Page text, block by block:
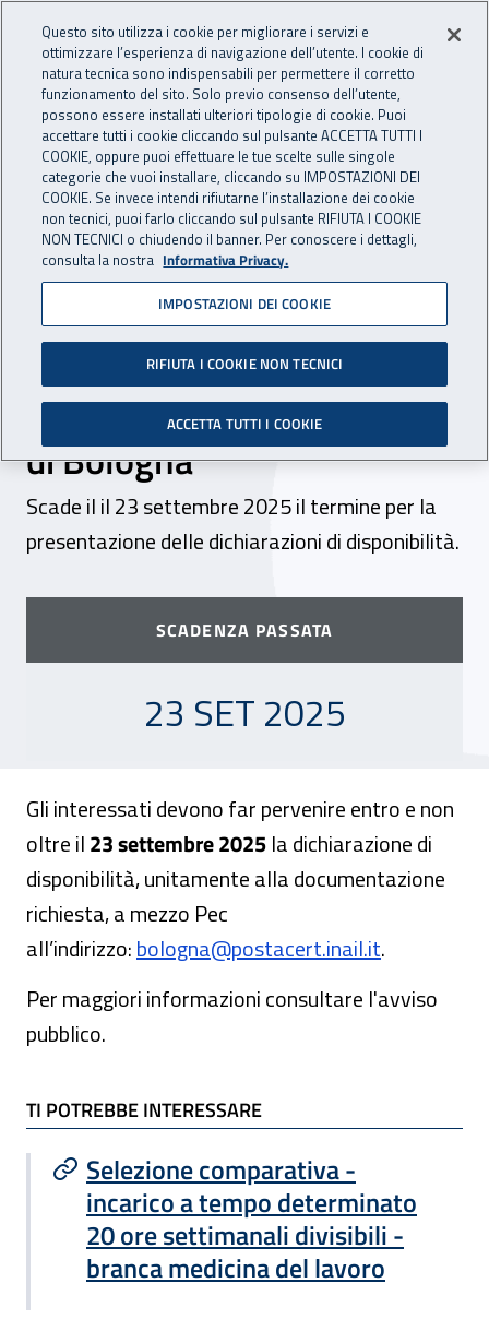
INAIL - Istituto Nazionale
Apri cerca
Navigazione principale
Navigazione - Ti trovi in:
Home Inail comunica Scadenze Scadenza
Dr Emilia Romagna -
selezione comparativa
incarico a tempo
determinato 20 ore branca
medicina del lavoro - sede
di Bologna
Scade il il 23 settembre 2025 il termine per la
presentazione delle dichiarazioni di disponibilità.
SCADENZA PASSATA
23 SETTEMBRE 2025
23 SET 2025
Gli interessati devono far pervenire entro e non
oltre il23 settembre 2025la dichiarazione di
disponibilità, unitamente alla documentazione
richiesta, a mezzo Pec
all’indirizzo:bologna@postacert.inail.it.
Per maggiori informazioni consultare l'avviso
pubblico.
TI POTREBBE INTERESSARE
TI POTREBBE INTERESSARE
Selezione comparativa -
incarico a tempo determinato
20 ore settimanali divisibili -
branca medicina del lavoro
Questo sito utilizza i cookie per migliorare i servizi e
ottimizzare l’esperienza di navigazione dell’utente. I cookie di
natura tecnica sono indispensabili per permettere il corretto
funzionamento del sito. Solo previo consenso dell’utente,
possono essere installati ulteriori tipologie di cookie. Puoi
accettare tutti i cookie cliccando sul pulsante ACCETTA TUTTI I
COOKIE, oppure puoi effettuare le tue scelte sulle singole
categorie che vuoi installare, cliccando su IMPOSTAZIONI DEI
COOKIE. Se invece intendi rifiutarne l’installazione dei cookie
non tecnici, puoi farlo cliccando sul pulsante RIFIUTA I COOKIE
NON TECNICI o chiudendo il banner. Per conoscere i dettagli,
consulta la nostra Informativa Privacy.
IMPOSTAZIONI DEI COOKIE
RIFIUTA I COOKIE NON TECNICI
ACCETTA TUTTI I COOKIE